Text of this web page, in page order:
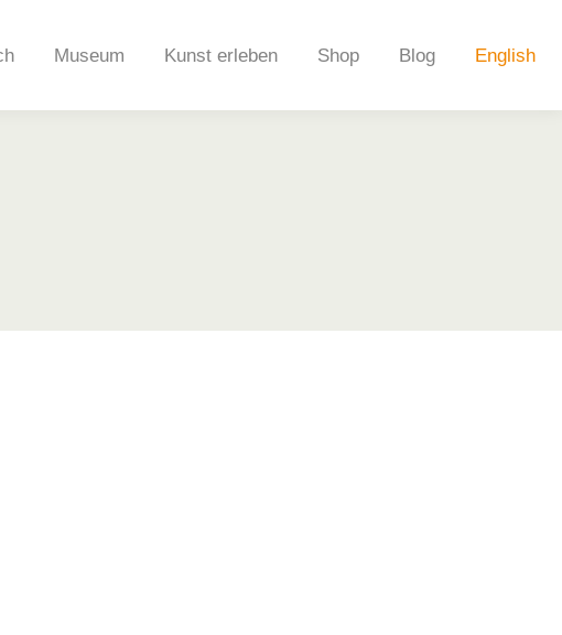
Museum Kunst erleben Shop Blog English